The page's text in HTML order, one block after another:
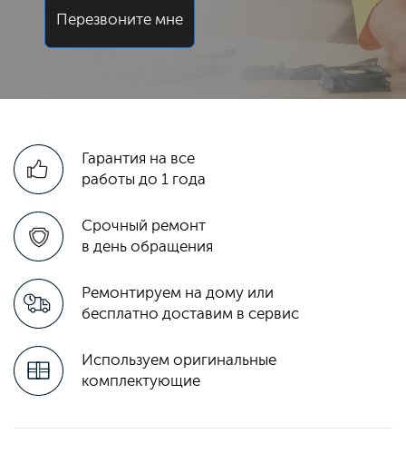
Перезвоните мне
Гарантия на все
работы до 1 года
Срочный ремонт
в день обращения
Ремонтируем на дому или
бесплатно доставим в сервис
Используем оригинальные
комплектующие